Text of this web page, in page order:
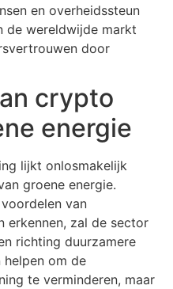
en overheidssteun
de wereldwijde markt
door
crypto
energie
lijkt onlosmakelijk
groene energie.
van
erkennen, zal de sector
richting duurzamere
om de
te verminderen, maar